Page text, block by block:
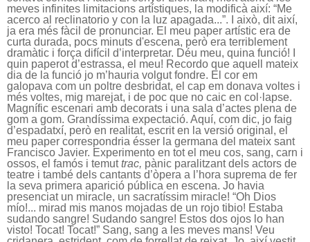
meves infinites limitacions artístiques, la modificà així: “Me
acerco al reclinatorio y con la luz apagada...”. I això, dit així,
ja era més fàcil de pronunciar. El meu paper artístic era de
curta durada, pocs minuts d'escena, però era terriblement
dramàtic i força difícil d’interpretar. Déu meu, quina funció! I
quin paperot d’estrassa, el meu! Recordo que aquell mateix
dia de la funció jo m’hauria volgut fondre. El cor em
galopava com un poltre desbridat, el cap em donava voltes i
més voltes, mig marejat, i de poc que no caic en col·lapse.
Magnífic escenari amb decorats i una sala d’actes plena de
gom a gom. Grandíssima expectació. Aquí, com dic, jo faig
d’espadatxí, però en realitat, escrit en la versió original, el
meu paper correspondria ésser la germana del mateix sant
Francisco Javier. Experimento en tot el meu cos, sang, carn i
ossos, el famós i temuttrac, pànic paralitzant dels actors de
teatre i també dels cantants d’òpera a l’hora suprema de fer
la seva primera aparició pública en escena. Jo havia
presenciat un miracle, un sacratíssim miracle! “Oh Dios
mío!... mirad mis manos mojadas de un rojo tibio! Estaba
sudando sangre! Sudando sangre! Estos dos ojos lo han
visto! Tocat! Tocat!” Sang, sang a les meves mans! Veu